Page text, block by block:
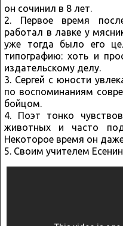
он сочинил в 8 лет.
2. Первое время
работал в лавке у
уже тогда было его
типографию: хоть и
издательскому делу.
3. Сергей с юности
по воспоминаниям
бойцом.
4. Поэт тонко
животных и часто
Некоторое время он
5. Своим учителем